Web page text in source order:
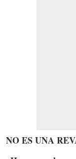
NO ES UNA